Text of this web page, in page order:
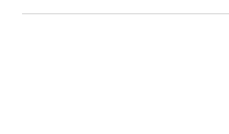
Пермь — бесплатно